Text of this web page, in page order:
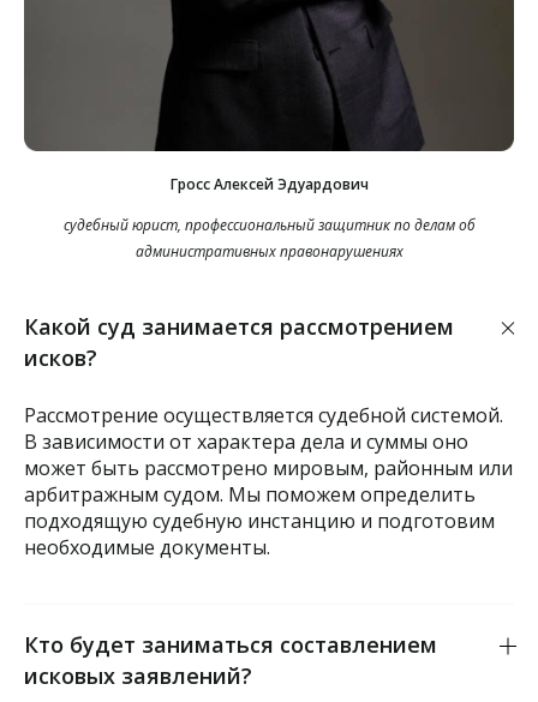
Гросс Алексей Эдуардович
судебный юрист, профессиональный защитник по делам об
административных правонарушениях
Какой суд занимается рассмотрением
исков?
Рассмотрение осуществляется судебной системой.
В зависимости от характера дела и суммы оно
может быть рассмотрено мировым, районным или
арбитражным судом. Мы поможем определить
подходящую судебную инстанцию и подготовим
необходимые документы.
Кто будет заниматься составлением
исковых заявлений?